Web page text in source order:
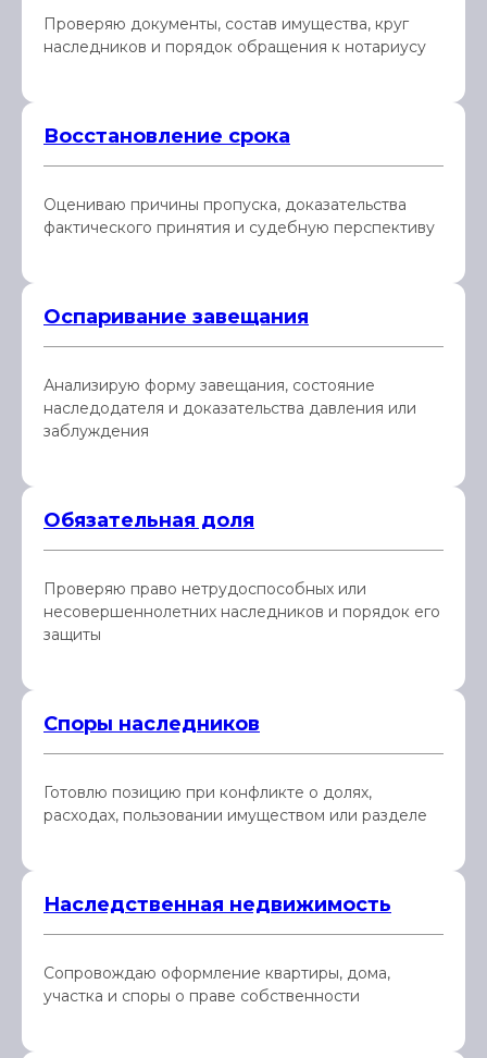
Проверяю документы, состав имущества, круг
наследников и порядок обращения к нотариусу
Восстановление срока
Оцениваю причины пропуска, доказательства
фактического принятия и судебную перспективу
Оспаривание завещания
Анализирую форму завещания, состояние
наследодателя и доказательства давления или
заблуждения
Обязательная доля
Проверяю право нетрудоспособных или
несовершеннолетних наследников и порядок его
защиты
Споры наследников
Готовлю позицию при конфликте о долях,
расходах, пользовании имуществом или разделе
Наследственная недвижимость
Сопровождаю оформление квартиры, дома,
участка и споры о праве собственности